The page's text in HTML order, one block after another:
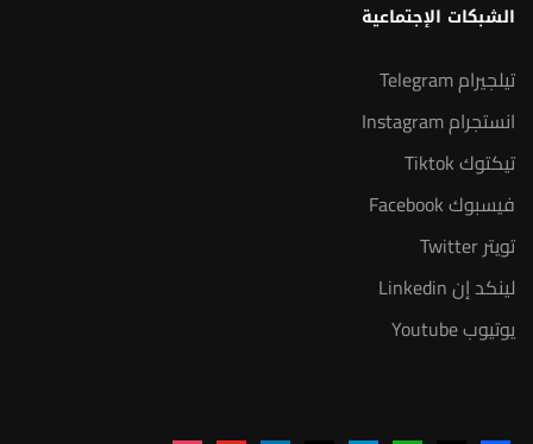
الشبكات الإجتماعية
تيلجيرام Telegram
انستجرام Instagram
تيكتوك Tiktok
فيسبوك Facebook
تويتر Twitter
لينكد إن Linkedin
يوتيوب Youtube